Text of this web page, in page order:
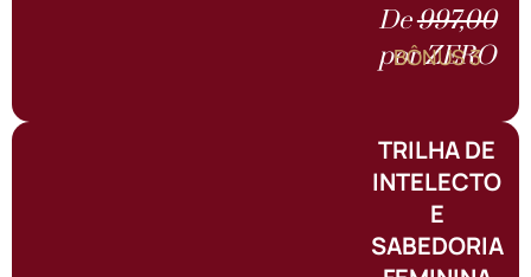
De997,00
por ZERO
BÔNUS 3
TRILHA DE
INTELECTO
E
SABEDORIA